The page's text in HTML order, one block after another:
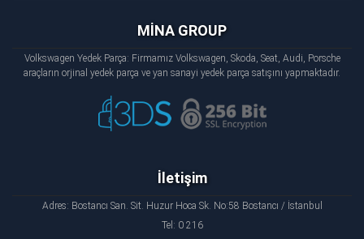
MİNA GROUP
Volkswagen Yedek Parça: Firmamız Volkswagen, Skoda, Seat, Audi, Porsche
araçların orjinal yedek parça ve yan sanayi yedek parça satışını yapmaktadır.
İletişim
Adres: Bostancı San. Sit. Huzur Hoca Sk. No:58 Bostancı / İstanbul
Tel: 0 216